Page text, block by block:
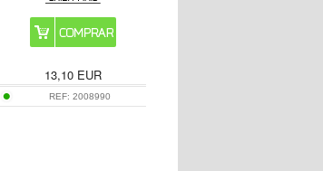
13,10 EUR
REF:2008990